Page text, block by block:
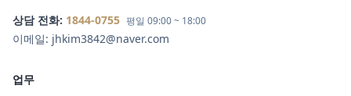
상담 전화: 1844-0755 평일 09:00 ~ 18:00
이메일: jhkim3842@naver.com
업무